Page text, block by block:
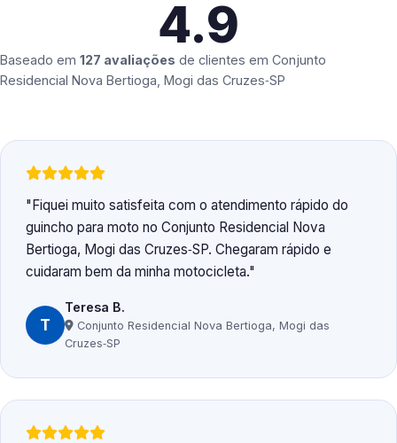
4.9
Baseado em 127 avaliações de clientes em Conjunto
Residencial Nova Bertioga, Mogi das Cruzes‑SP
Fiquei muito satisfeita com o atendimento rápido do
guincho para moto no Conjunto Residencial Nova
Bertioga, Mogi das Cruzes‑SP. Chegaram rápido e
cuidaram bem da minha motocicleta.
T
Teresa B.
Conjunto Residencial Nova Bertioga, Mogi das
Cruzes‑SP